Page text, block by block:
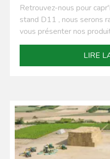
Retrouvez-nous pour
stand D11 , nous serons
vous présenter nos
LIRE